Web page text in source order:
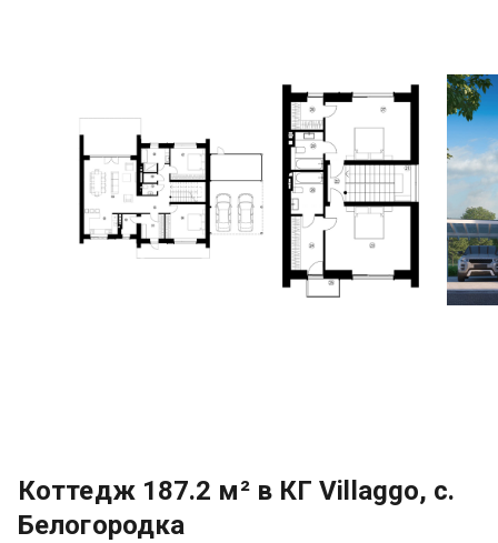
Коттедж 187.2 м² в КГ Villaggo, с.
Белогородка